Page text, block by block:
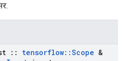
:: tensorflow::Scope &